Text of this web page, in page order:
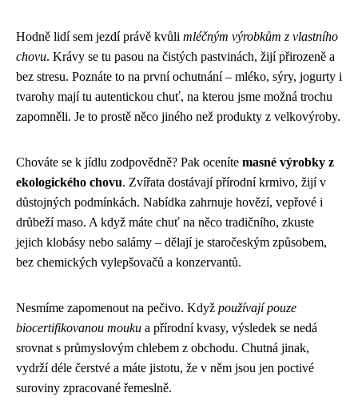
Hodně lidí sem jezdí právě kvůli mléčným výrobkům z vlastního
chovu. Krávy se tu pasou na čistých pastvinách, žijí přirozeně a
bez stresu. Poznáte to na první ochutnání – mléko, sýry, jogurty i
tvarohy mají tu autentickou chuť, na kterou jsme možná trochu
zapomněli. Je to prostě něco jiného než produkty z velkovýroby.
Chováte se k jídlu zodpovědně? Pak oceníte masné výrobky z
ekologického chovu. Zvířata dostávají přírodní krmivo, žijí v
důstojných podmínkách. Nabídka zahrnuje hovězí, vepřové i
drůbeží maso. A když máte chuť na něco tradičního, zkuste
jejich klobásy nebo salámy – dělají je staročeským způsobem,
bez chemických vylepšovačů a konzervantů.
Nesmíme zapomenout na pečivo. Když používají pouze
biocertifikovanou mouku a přírodní kvasy, výsledek se nedá
srovnat s průmyslovým chlebem z obchodu. Chutná jinak,
vydrží déle čerstvé a máte jistotu, že v něm jsou jen poctivé
suroviny zpracované řemeslně.